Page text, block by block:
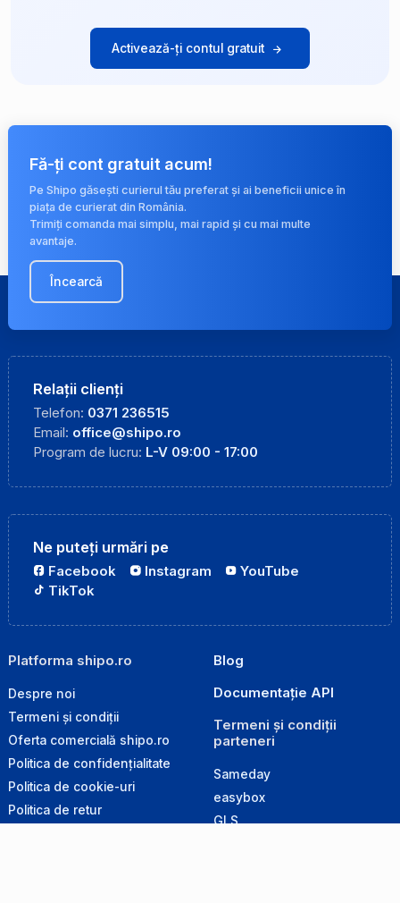
Activează-ți contul gratuit
Fă-ți cont gratuit acum!
Pe Shipo găsești curierul tău preferat și ai beneficii unice în
piața de curierat din România.
Trimiți comanda mai simplu, mai rapid și cu mai multe
avantaje.
Încearcă
Relații clienți
Telefon: 0371 236515
Email: office@shipo.ro
Program de lucru: L-V 09:00 - 17:00
Ne puteți urmări pe
Facebook Instagram
YouTube
TikTok
Platforma shipo.ro
Despre noi
Termeni și condiții
Oferta comercială shipo.ro
Politica de confidențialitate
Politica de cookie-uri
Politica de retur
Blog
Documentație API
Termeni și condiții
parteneri
Sameday
easybox
GLS